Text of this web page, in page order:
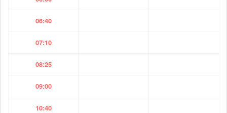
06:40
07:10
08:25
09:00
10:40